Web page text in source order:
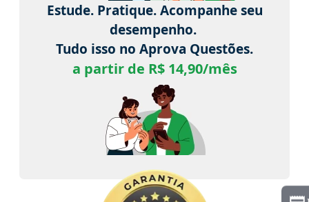
Estude. Pratique. Acompanhe seu
desempenho.
Tudo isso no Aprova Questões.
a partir de R$ 14,90/mês